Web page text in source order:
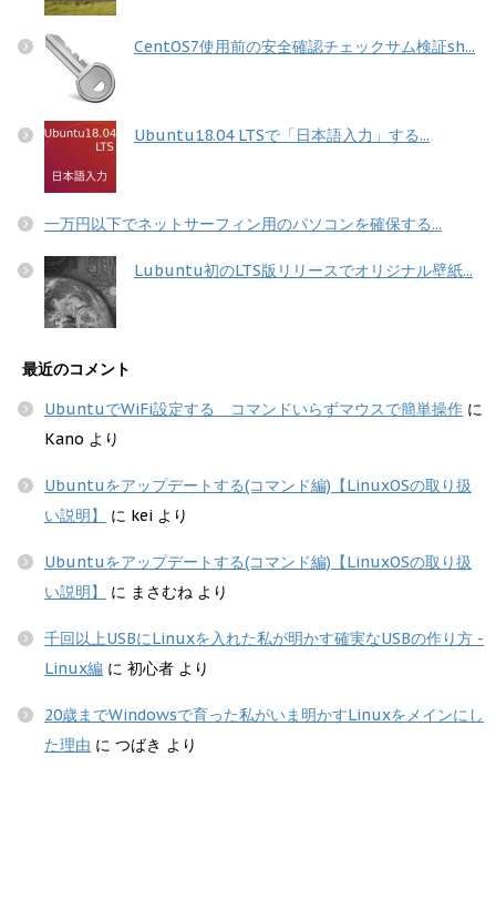
CentOS7使用前の安全確認チェックサム検証sh...
Ubuntu18.04 LTSで「日本語入力」する...
一万円以下でネットサーフィン用のパソコンを確保する...
Lubuntu初のLTS版リリースでオリジナル壁紙...
最近のコメント
UbuntuでWiFi設定する コマンドいらずマウスで簡単操作 に
Kano より
Ubuntuをアップデートする(コマンド編)【LinuxOSの取り扱
い説明】
に kei より
Ubuntuをアップデートする(コマンド編)【LinuxOSの取り扱
い説明】
に まさむね より
千回以上USBにLinuxを入れた私が明かす確実なUSBの作り方 -
Linux編 に 初心者 より
20歳までWindowsで育った私がいま明かすLinuxをメインにし
た理由 に つばき より